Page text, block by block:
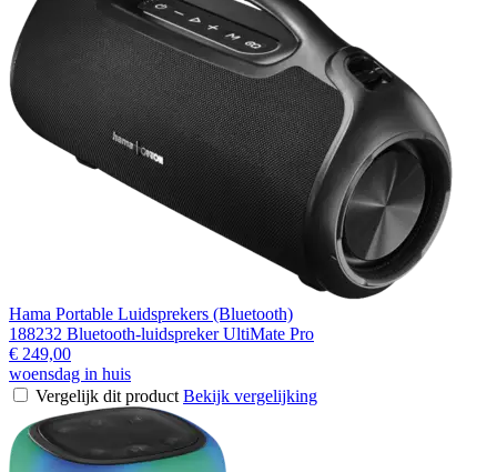
Hama Portable Luidsprekers (Bluetooth)
188232 Bluetooth-luidspreker UltiMate Pro
€ 249,00
woensdag in huis
Vergelijk dit product Bekijk vergelijking